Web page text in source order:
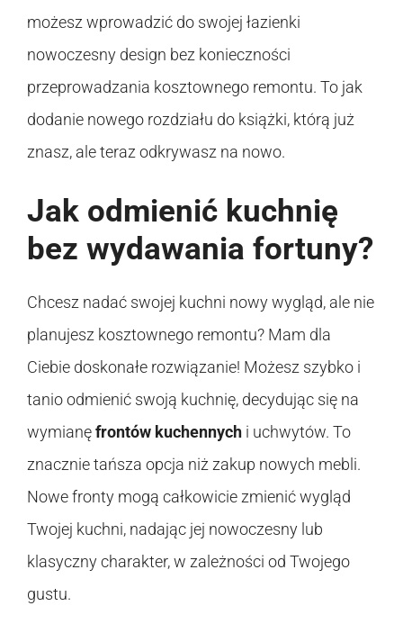
możesz wprowadzić do swojej łazienki
nowoczesny design bez konieczności
przeprowadzania kosztownego remontu. To jak
dodanie nowego rozdziału do książki, którą już
znasz, ale teraz odkrywasz na nowo.
Jak odmienić kuchnię
bez wydawania fortuny?
Chcesz nadać swojej kuchni nowy wygląd, ale nie
planujesz kosztownego remontu? Mam dla
Ciebie doskonałe rozwiązanie! Możesz szybko i
tanio odmienić swoją kuchnię, decydując się na
wymianęfrontów kuchennych i uchwytów. To
znacznie tańsza opcja niż zakup nowych mebli.
Nowe fronty mogą całkowicie zmienić wygląd
Twojej kuchni, nadając jej nowoczesny lub
klasyczny charakter, w zależności od Twojego
gustu.